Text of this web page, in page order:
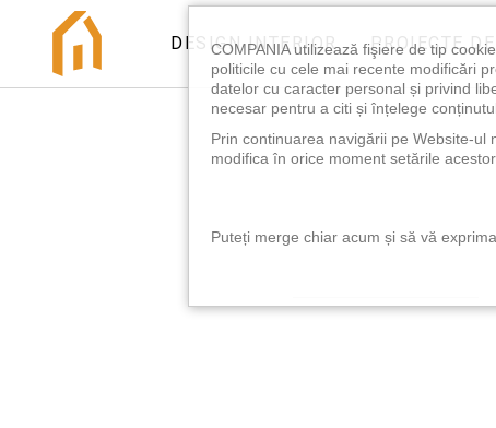
DESIGN INTERIOR PROIECTE
COMPANIA utilizează fişiere de tip
politicile cu cele mai recente modificări
datelor cu caracter personal și privind
necesar pentru a citi și înțelege
Prin continuarea navigării pe Website-
modifica în orice moment setările
Puteți merge chiar acum și să vă